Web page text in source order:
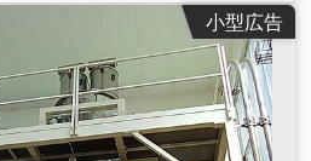
小型広告